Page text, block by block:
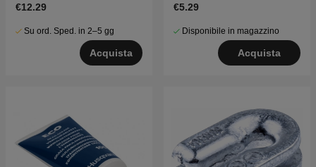
€12.29
Su ord. Sped. in 2–5 gg
Acquista
€5.29
Disponibile in magazzino
Acquista